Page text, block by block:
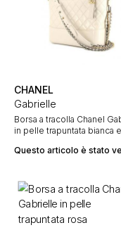
CHANEL
Gabrielle
Borsa a tracolla Chanel
in pelle trapuntata bianca
Questo articolo è stato